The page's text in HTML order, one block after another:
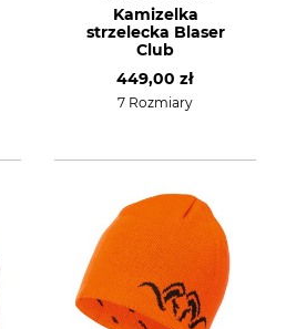
Kamizelka
strzelecka Blaser
Club
449,00 zł
7 Rozmiary